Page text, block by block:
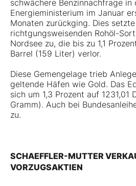
schwächere Benzinnachfrage in
Energieministerium im Januar
Monaten zurückging. Dies
richtgungsweisenden Rohöl-
Nordsee zu, die bis zu 1,1
Barrel (159 Liter) verlor.
Diese Gemengelage trieb
geltende Häfen wie Gold. Das
sich um 1,3 Prozent auf 1231,01
Gramm). Auch bei
zu.
SCHAEFFLER-MUTTER
VORZUGSAKTIEN